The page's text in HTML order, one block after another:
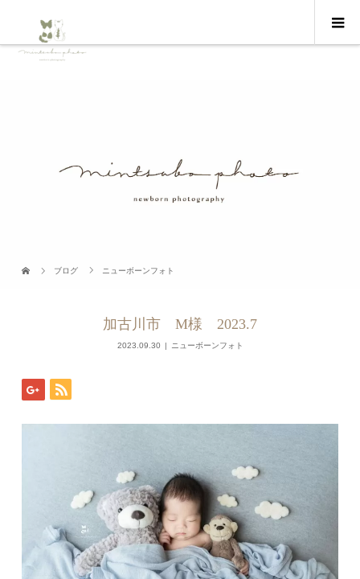
ブログ ニューボーンフォト
加古川市 M様 2023.7
2023.09.30 ニューボーンフォト